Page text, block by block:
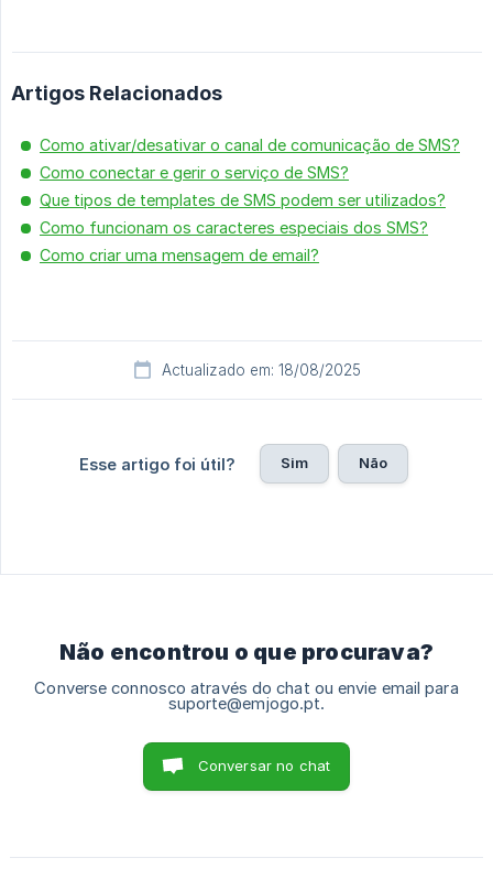
Artigos Relacionados
Como ativar/desativar o canal de comunicação de SMS?
Como conectar e gerir o serviço de SMS?
Que tipos de templates de SMS podem ser utilizados?
Como funcionam os caracteres especiais dos SMS?
Como criar uma mensagem de email?
Actualizado em: 18/08/2025
Esse artigo foi útil? Sim Não
Não encontrou o que procurava?
Converse connosco através do chat ou envie email para
suporte@emjogo.pt.
Conversar no chat